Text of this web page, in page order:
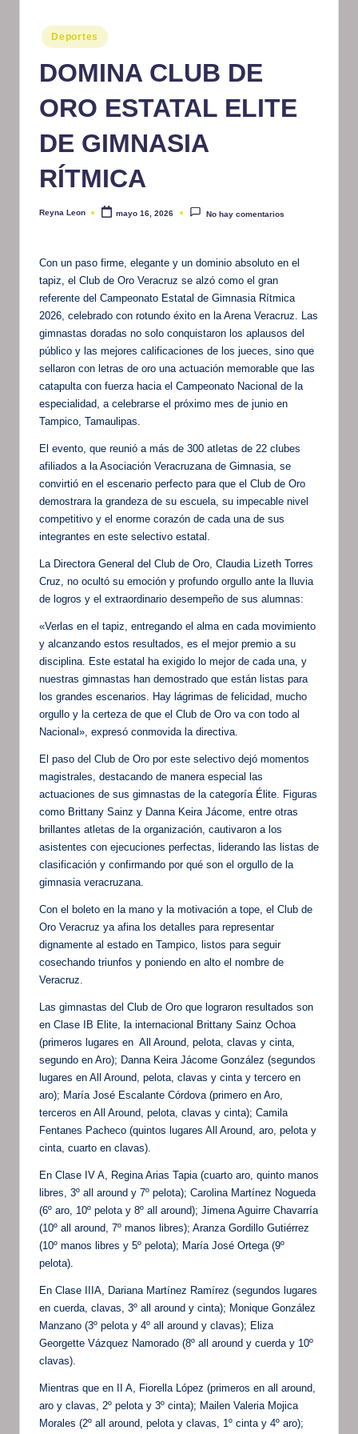
m
at
iv
o
Publicado
en
Deportes
DOMINA CLUB DE
ORO ESTATAL ELITE
DE GIMNASIA
RÍTMICA
Publicado
Reyna Leon mayo 16, 2026 No hay comentarios
Con un paso firme, elegante y un dominio absoluto en el
tapiz, el Club de Oro Veracruz se alzó como el gran
referente del Campeonato Estatal de Gimnasia Rítmica
2026, celebrado con rotundo éxito en la Arena Veracruz. Las
gimnastas doradas no solo conquistaron los aplausos del
público y las mejores calificaciones de los jueces, sino que
sellaron con letras de oro una actuación memorable que las
catapulta con fuerza hacia el Campeonato Nacional de la
especialidad, a celebrarse el próximo mes de junio en
Tampico, Tamaulipas.
El evento, que reunió a más de 300 atletas de 22 clubes
afiliados a la Asociación Veracruzana de Gimnasia, se
convirtió en el escenario perfecto para que el Club de Oro
demostrara la grandeza de su escuela, su impecable nivel
competitivo y el enorme corazón de cada una de sus
integrantes en este selectivo estatal.
La Directora General del Club de Oro, Claudia Lizeth Torres
Cruz, no ocultó su emoción y profundo orgullo ante la lluvia
de logros y el extraordinario desempeño de sus alumnas:
«Verlas en el tapiz, entregando el alma en cada movimiento
y alcanzando estos resultados, es el mejor premio a su
disciplina. Este estatal ha exigido lo mejor de cada una, y
nuestras gimnastas han demostrado que están listas para
los grandes escenarios. Hay lágrimas de felicidad, mucho
orgullo y la certeza de que el Club de Oro va con todo al
Nacional», expresó conmovida la directiva.
El paso del Club de Oro por este selectivo dejó momentos
magistrales, destacando de manera especial las
actuaciones de sus gimnastas de la categoría Élite. Figuras
como Brittany Sainz y Danna Keira Jácome, entre otras
brillantes atletas de la organización, cautivaron a los
asistentes con ejecuciones perfectas, liderando las listas de
clasificación y confirmando por qué son el orgullo de la
gimnasia veracruzana.
Con el boleto en la mano y la motivación a tope, el Club de
Oro Veracruz ya afina los detalles para representar
dignamente al estado en Tampico, listos para seguir
cosechando triunfos y poniendo en alto el nombre de
Veracruz.
Las gimnastas del Club de Oro que lograron resultados son
en Clase IB Elite, la internacional Brittany Sainz Ochoa
(primeros lugares en All Around, pelota, clavas y cinta,
segundo en Aro); Danna Keira Jácome González (segundos
lugares en All Around, pelota, clavas y cinta y tercero en
aro); María José Escalante Córdova (primero en Aro,
terceros en All Around, pelota, clavas y cinta); Camila
Fentanes Pacheco (quintos lugares All Around, aro, pelota y
cinta, cuarto en clavas).
En Clase IV A, Regina Arias Tapia (cuarto aro, quinto manos
libres, 3º all around y 7º pelota); Carolina Martínez Nogueda
(6º aro, 10º pelota y 8º all around); Jimena Aguirre Chavarría
(10º all around, 7º manos libres); Aranza Gordillo Gutiérrez
(10º manos libres y 5º pelota); María José Ortega (9º
pelota).
En Clase IIIA, Dariana Martínez Ramírez (segundos lugares
en cuerda, clavas, 3º all around y cinta); Monique González
Manzano (3º pelota y 4º all around y clavas); Eliza
Georgette Vázquez Namorado (8º all around y cuerda y 10º
clavas).
Mientras que en II A, Fiorella López (primeros en all around,
aro y clavas, 2º pelota y 3º cinta); Mailen Valeria Mojica
Morales (2º all around, pelota y clavas, 1º cinta y 4º aro);